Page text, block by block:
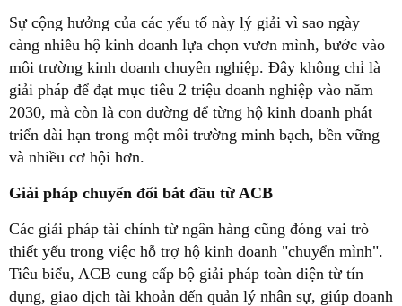
Sự cộng hưởng của các yếu tố này lý giải vì sao ngày
càng nhiều hộ kinh doanh lựa chọn vươn mình, bước vào
môi trường kinh doanh chuyên nghiệp. Đây không chỉ là
giải pháp để đạt mục tiêu 2 triệu doanh nghiệp vào năm
2030, mà còn là con đường để từng hộ kinh doanh phát
triển dài hạn trong một môi trường minh bạch, bền vững
và nhiều cơ hội hơn.
Giải pháp chuyển đổi bắt đầu từ ACB
Các giải pháp tài chính từ ngân hàng cũng đóng vai trò
thiết yếu trong việc hỗ trợ hộ kinh doanh "chuyển mình".
Tiêu biểu, ACB cung cấp bộ giải pháp toàn diện từ tín
dụng, giao dịch tài khoản đến quản lý nhân sự, giúp doanh